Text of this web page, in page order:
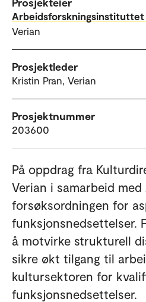
Arbeidsforskningsinstituttet
Verian
Prosjektleder
Kristin Pran, Verian
Prosjektnummer
203600
På oppdrag fra
Verian i samarbeid
forsøksordningen for
funksjonsnedsettelser.
å motvirke strukturell
sikre økt tilgang til
kultursektoren for
funksjonsnedsettelser.